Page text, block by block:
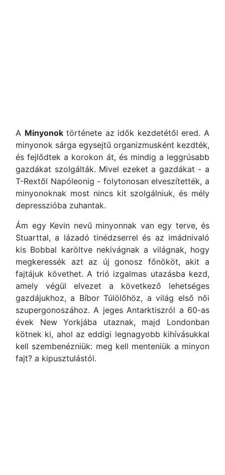
A Minyonoktörténete az idők kezdetétől ered. A
minyonok sárga egysejtű organizmusként kezdték,
és fejlődtek a korokon át, és mindig a leggrúsabb
gazdákat szolgálták. Mivel ezeket a gazdákat - a
T-Rextől Napóleonig - folytonosan elveszítették, a
minyonoknak most nincs kit szolgálniuk, és mély
depresszióba zuhantak.
Ám egy Kevin nevű minyonnak van egy terve, és
Stuarttal, a lázadó tinédzserrel és az imádnivaló
kis Bobbal karöltve nekivágnak a világnak, hogy
megkeressék azt az új gonosz főnököt, akit a
fajtájuk követhet. A trió izgalmas utazásba kezd,
amely végül elvezet a következő lehetséges
gazdájukhoz, a Bíbor Túlölőhöz, a világ első női
szupergonoszához. A jeges Antarktiszról a 60-as
évek New Yorkjába utaznak, majd Londonban
kötnek ki, ahol az eddigi legnagyobb kihívásukkal
kell szembenézniük: meg kell menteniük a minyon
fajt? a kipusztulástól.